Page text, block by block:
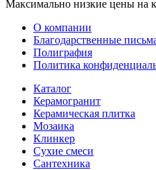
Максимально низкие цены на
О компании
Благодарственные
Полиграфия
Политика
Каталог
Керамогранит
Керамическая плитка
Мозаика
Клинкер
Сухие смеси
Сантехника